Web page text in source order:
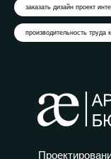
заказать дизайн проект
производительность труда